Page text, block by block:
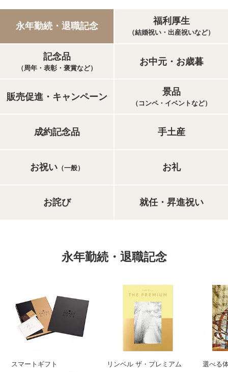
永年勤続・退職記念 福利厚生
（結婚祝い・出産祝いなど）
記念品
（周年・表彰・褒賞など）
お中元・お歳暮
販売促進・キャンペーン 景品
（コンペ・イベントなど）
成約記念品 手土産
お祝い（一般） お礼
お詫び 就任・昇進祝い
永年勤続・退職記念
スマートギフト リンベル ザ・プレミアム 選べる